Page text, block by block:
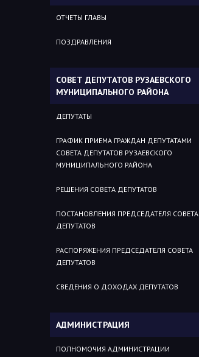
ОТЧЕТЫ ГЛАВЫ
ПОЗДРАВЛЕНИЯ
СОВЕТ ДЕПУТАТОВ РУЗАЕВСКОГО
МУНИЦИПАЛЬНОГО РАЙОНА
ДЕПУТАТЫ
ГРАФИК ПРИЕМА ГРАЖДАН ДЕПУТАТАМИ
СОВЕТА ДЕПУТАТОВ РУЗАЕВСКОГО
МУНИЦИПАЛЬНОГО РАЙОНА
РЕШЕНИЯ СОВЕТА ДЕПУТАТОВ
ПОСТАНОВЛЕНИЯ ПРЕДСЕДАТЕЛЯ СОВЕТА
ДЕПУТАТОВ
РАСПОРЯЖЕНИЯ ПРЕДСЕДАТЕЛЯ СОВЕТА
ДЕПУТАТОВ
СВЕДЕНИЯ О ДОХОДАХ ДЕПУТАТОВ
АДМИНИСТРАЦИЯ
ПОЛНОМОЧИЯ АДМИНИСТРАЦИИ